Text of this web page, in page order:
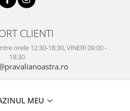
CLIENTI
orele 12:30-18:30, VINERI 09:00 -
18:30
MEU